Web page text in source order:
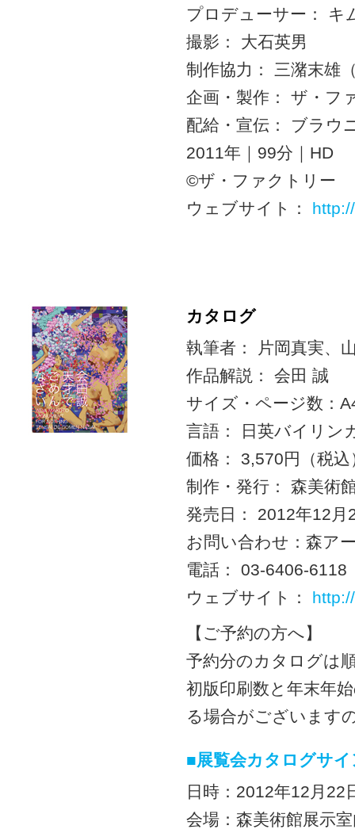
プロデューサー： キ
撮影： 大石英男
制作協力： 三潴末雄
企画・製作： ザ・フ
配給・宣伝： ブラウ
2011年｜99分｜HD
©ザ・ファクトリー
ウェブサイト：
カタログ
執筆者： 片岡真実、
作品解説： 会田 誠
サイズ・ページ数：
言語： 日英バイリン
価格： 3,570円（税込
制作・発行： 森美術
発売日： 2012年12月
お問い合わせ：森ア
電話： 03-6406-6118
ウェブサイト：
【ご予約の方へ】
予約分のカタログは
初版印刷数と年末年
る場合がございます
■展覧会カタログサイ
日時：2012年12月22
会場：森美術館展示